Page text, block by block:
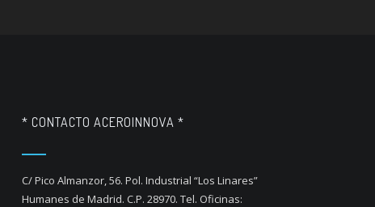
* CONTACTO ACEROINNOVA *
C/ Pico Almanzor, 56. Pol. Industrial “Los Linares”
Humanes de Madrid. C.P. 28970. Tel. Oficinas: